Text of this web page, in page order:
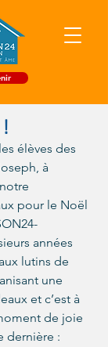
élèves des
à
pour le Noël
années
lutins de
une
et c’est à
de joie
dernière :